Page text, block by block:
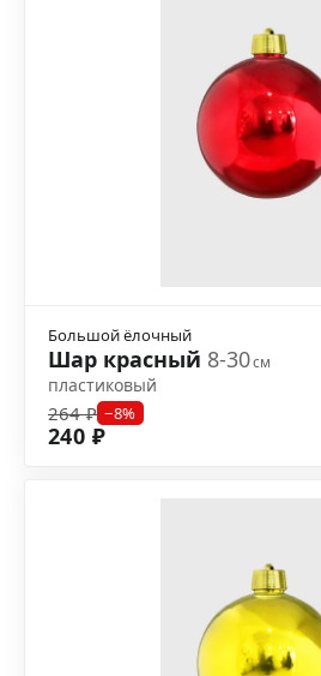
Большой ёлочный
Шар красный 8-30см
пластиковый
264 ₽ −8%
240 ₽